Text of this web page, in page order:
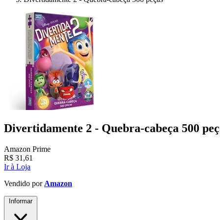
Divertidamente 2 - Quebra-cabeça 500
Amazon Prime
R$ 31,61
Ir à Loja
Vendido por Amazon
Informar